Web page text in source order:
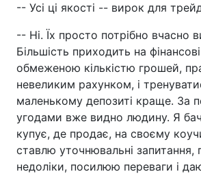
-- Усі ці якості -- вирок для
-- Ні. Їх просто потрібно вчасно
Більшість приходить на
обмеженою кількістю грошей,
невеликим рахунком, і
маленькому депозиті краще. За
угодами вже видно людину. Я
купує, де продає, на своєму
ставлю уточнювальні запитання,
недоліки, посилюю переваги і